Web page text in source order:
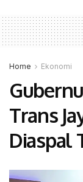
Home Ekonomi
Trans
Diaspal